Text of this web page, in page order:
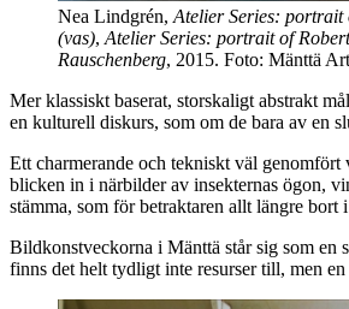
Nea Lindgrén, Atelier Series:
(vas), Atelier Series: portrait of Robert
Rauschenberg, 2015. Foto: Mänttä
Mer klassiskt baserat, storskaligt abstrakt
en kulturell diskurs, som om de bara av en
Ett charmerande och tekniskt väl
blicken in i närbilder av insekternas ögon,
stämma, som för betraktaren allt längre bort
Bildkonstveckorna i Mänttä står sig som en
finns det helt tydligt inte resurser till, men